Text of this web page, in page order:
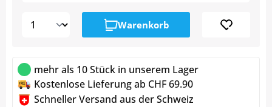
Warenkorb
mehr als 10 Stück in unserem Lager
Kostenlose Lieferung ab CHF 69.90
Schneller Versand aus der Schweiz